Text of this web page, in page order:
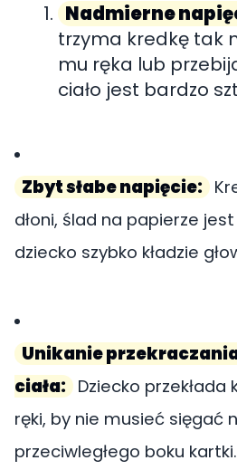
Nadmierne
trzyma kredkę tak
mu ręka lub
ciało jest bardzo
Zbyt słabe napięcie:
dłoni, ślad na papierze
dziecko szybko kładzie
Unikanie
ciała: Dziecko przekłada
ręki, by nie musieć sięgać
przeciwległego boku kartki.